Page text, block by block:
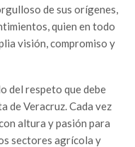
de sus orígenes,
quien en todo
visión, compromiso y
del respeto que debe
de Veracruz. Cada vez
altura y pasión para
sectores agrícola y